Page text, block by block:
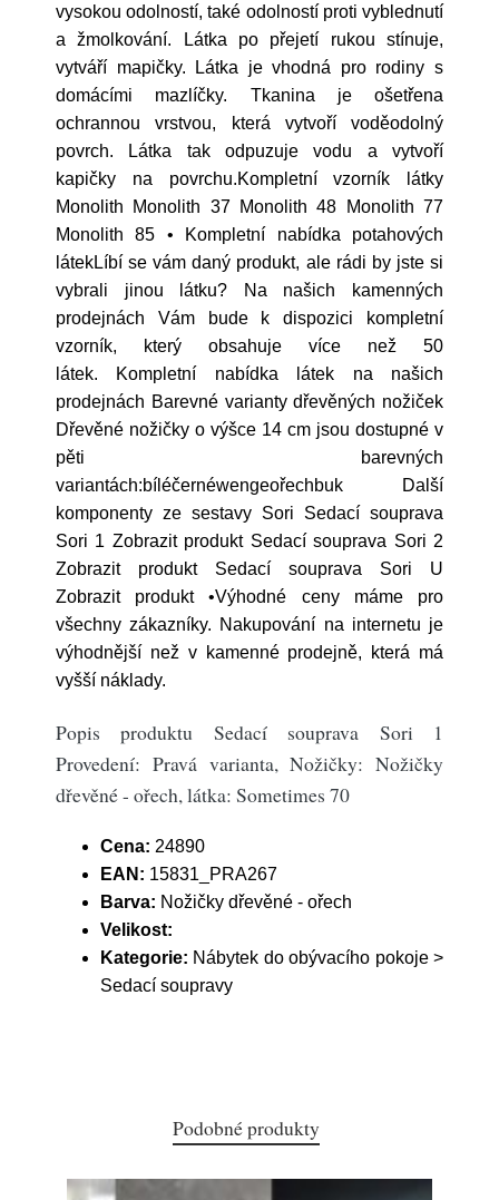
vysokou odolností, také odolností proti vyblednutí
a žmolkování. Látka po přejetí rukou stínuje,
vytváří mapičky. Látka je vhodná pro rodiny s
domácími mazlíčky. Tkanina je ošetřena
ochrannou vrstvou, která vytvoří voděodolný
povrch. Látka tak odpuzuje vodu a vytvoří
kapičky na povrchu.Kompletní vzorník látky
Monolith Monolith 37 Monolith 48 Monolith 77
Monolith 85 • Kompletní nabídka potahových
látekLíbí se vám daný produkt, ale rádi by jste si
vybrali jinou látku? Na našich kamenných
prodejnách Vám bude k dispozici kompletní
vzorník, který obsahuje více než 50
látek. Kompletní nabídka látek na našich
prodejnách Barevné varianty dřevěných nožiček
Dřevěné nožičky o výšce 14 cm jsou dostupné v
pěti barevných
variantách:bíléčernéwengeořechbuk Další
komponenty ze sestavy Sori Sedací souprava
Sori 1 Zobrazit produkt Sedací souprava Sori 2
Zobrazit produkt Sedací souprava Sori U
Zobrazit produkt •Výhodné ceny máme pro
všechny zákazníky. Nakupování na internetu je
výhodnější než v kamenné prodejně, která má
vyšší náklady.
Popis produktu Sedací souprava Sori 1
Provedení: Pravá varianta, Nožičky: Nožičky
dřevěné - ořech, látka: Sometimes 70
Cena: 24890
EAN: 15831_PRA267
Barva: Nožičky dřevěné - ořech
Velikost:
Kategorie: Nábytek do obývacího pokoje >
Sedací soupravy
Podobné produkty